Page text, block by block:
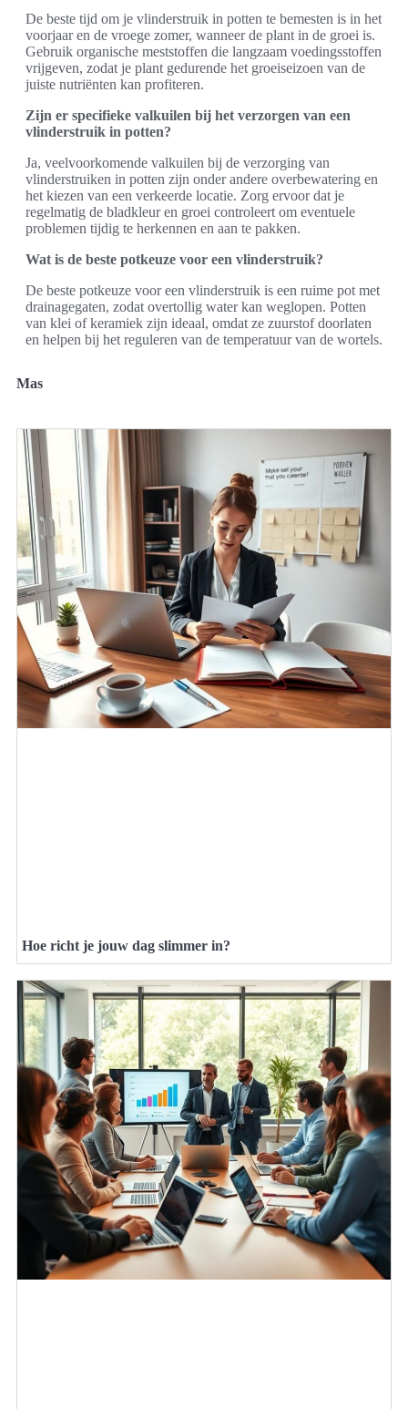
De beste tijd om je vlinderstruik in potten te bemesten is in het
voorjaar en de vroege zomer, wanneer de plant in de groei is.
Gebruik organische meststoffen die langzaam voedingsstoffen
vrijgeven, zodat je plant gedurende het groeiseizoen van de
juiste nutriënten kan profiteren.
Zijn er specifieke valkuilen bij het verzorgen van een
vlinderstruik in potten?
Ja, veelvoorkomende valkuilen bij de verzorging van
vlinderstruiken in potten zijn onder andere overbewatering en
het kiezen van een verkeerde locatie. Zorg ervoor dat je
regelmatig de bladkleur en groei controleert om eventuele
problemen tijdig te herkennen en aan te pakken.
Wat is de beste potkeuze voor een vlinderstruik?
De beste potkeuze voor een vlinderstruik is een ruime pot met
drainagegaten, zodat overtollig water kan weglopen. Potten
van klei of keramiek zijn ideaal, omdat ze zuurstof doorlaten
en helpen bij het reguleren van de temperatuur van de wortels.
Mas
Hoe richt je jouw dag slimmer in?